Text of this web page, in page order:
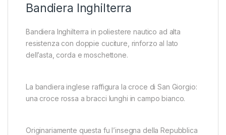
Bandiera Inghilterra
Bandiera Inghilterra in poliestere nautico ad alta
resistenza con doppie cuciture, rinforzo al lato
dell’asta, corda e moschettone.
La bandiera inglese raffigura la croce di San Giorgio:
una croce rossa a bracci lunghi in campo bianco.
Originariamente questa fu l’insegna della Repubblica